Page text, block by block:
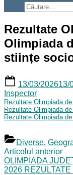
form
Caută
după:
Rezultate
Olimpiada
stiințe
on
13/03/202613/
Inspector
Rezultate Olimpiada
Rezultate Olimpiada
Rezultate Olimpiada
Diverse,
Navigare
în
Previous
Post:
Articolul anterior
Next
Post:
OLIMPIADA
2026